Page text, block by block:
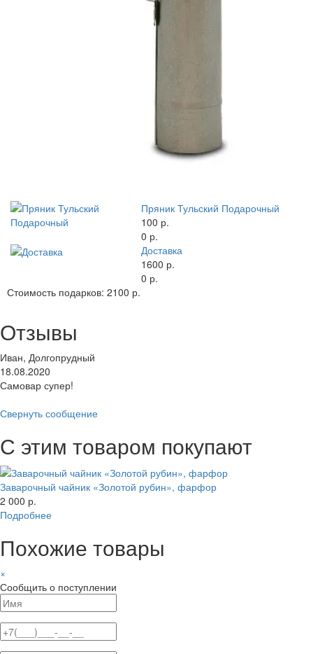
Пряник Тульский Подарочный
100 р.
0 р.
Доставка
1600 р.
0 р.
Стоимость подарков: 2100 р.
Отзывы
Иван, Долгопрудный
18.08.2020
Самовар супер!
Свернуть сообщение
С этим товаром покупают
Заварочный чайник «Золотой рубин», фарфор
2 000 р.
Подробнее
Похожие товары
×
Сообщить о поступлении